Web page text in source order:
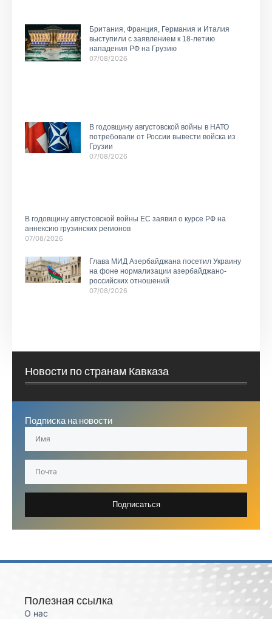
Британия, Франция, Германия и Италия
выступили с заявлением к 18-летию
нападения РФ на Грузию
07/08/2026
В годовщину августовской войны в НАТО
потребовали от России вывести войска из
Грузии
07/08/2026
В годовщину августовской войны ЕС заявил о курсе РФ на
аннексию грузинских регионов
07/08/2026
Глава МИД Азербайджана посетил Украину
на фоне нормализации азербайджано-
российских отношений
07/08/2026
Новости по странам Кавказа
Подписка на новости
Подписаться
Полезная ссылка
О нас